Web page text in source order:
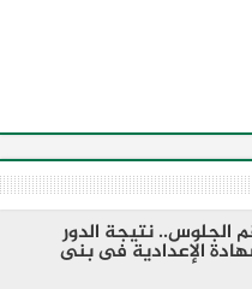
الجلوس.. نتيجة الدور
الإعدادية فى بنى